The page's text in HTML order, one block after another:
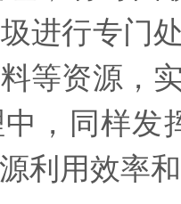
进行专门
等资源，
，同样发
利用效率